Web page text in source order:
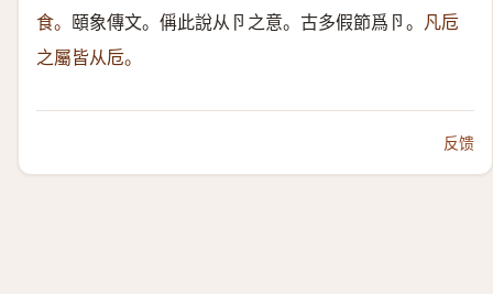
食。 頤象傳文。偁此說从卪之意。古多假節爲卪。 凡卮
之屬皆从卮。
反馈